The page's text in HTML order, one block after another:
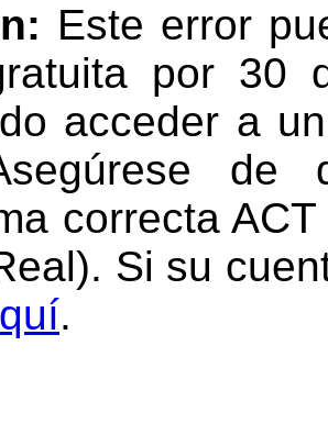
Este error
por 30
acceder a
de
correcta
Si su
.